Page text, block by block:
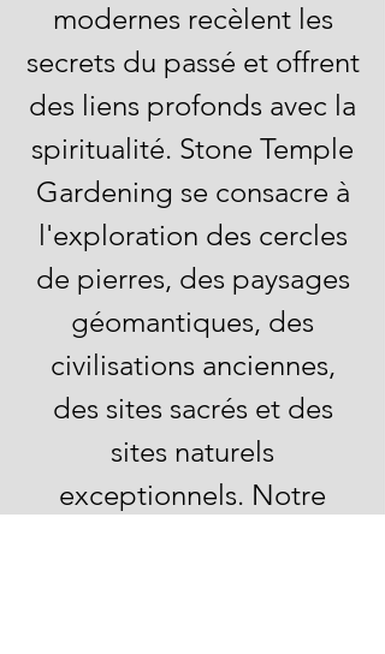
modernes recèlent les
secrets du passé et offrent
des liens profonds avec la
spiritualité. Stone Temple
Gardening se consacre à
l'exploration des cercles
de pierres, des paysages
géomantiques, des
civilisations anciennes,
des sites sacrés et des
sites naturels
exceptionnels. Notre